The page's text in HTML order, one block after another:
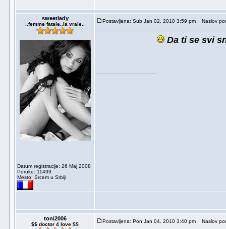
sweetlady
..femme fatale..la vraie..
Datum registracije: 26 Maj 2008
Poruke: 11499
Mesto: Srcem u Srbiji
Postavljena: Sub Jan 02, 2010 3:59 pm Naslov
Da ti se svi
toni2006
$$ doctor 4 love $$
Postavljena: Pon Jan 04, 2010 3:40 pm Naslov